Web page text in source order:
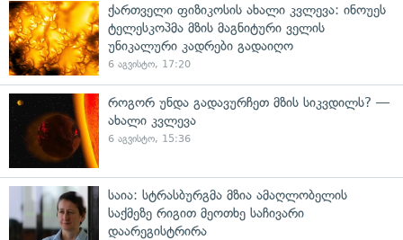
ქართველი ფიზიკოსის ახალი კვლევა: ინოუეს
ტელესკოპმა მზის მაგნიტური ველის
უნიკალური კადრები გადაიღო
6 აგვისტო, 17:20
როგორ უნდა გადავურჩეთ მზის სიკვდილს? —
ახალი კვლევა
6 აგვისტო, 15:36
საია: სტრასბურგმა მზია ამაღლობელის
საქმეზე რიგით მეოთხე საჩივარი
დაარეგისტრირა